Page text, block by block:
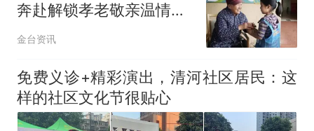
奔赴解锁孝老敬亲温情新
范式
金台资讯
免费义诊+精彩演出，清河社区居民：这
样的社区文化节很贴心